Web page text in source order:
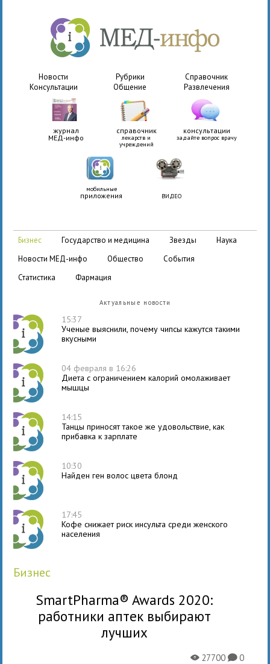
Новости Рубрики
Справочник
Консультации
Общение Развлечения
журнал
МЕД-инфо
справочник
лекарств и
учреждений
консультации
задайте вопрос врачу
мобильные
приложения ВИДЕО
бизнес государство и медицина звезды
наука
новости МЕД-инфо
общество
события
статистика
фармация
Актуальные новости
15:37
Ученые выяснили, почему чипсы кажутся такими
вкусными
04 февраля в 16:26
Диета с ограничением калорий омолаживает
мышцы
14:15
Танцы приносят такое же удовольствие, как
прибавка к зарплате
10:30
Найден ген волос цвета блонд
17:45
Кофе снижает риск инсульта среди женского
населения
бизнес
SmartPharma® Awards 2020:
работники аптек выбирают
лучших
X27700K0